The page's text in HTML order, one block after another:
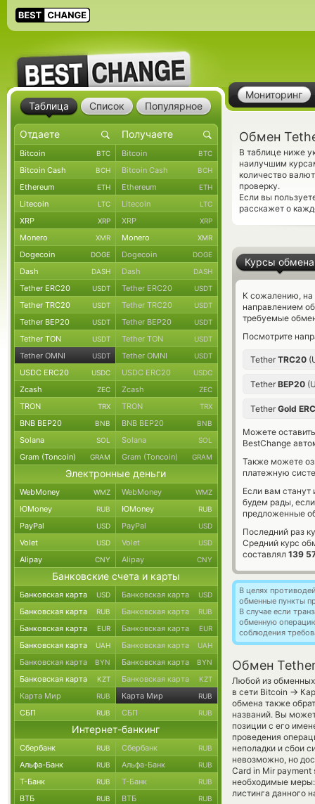
Мониторинг
Обмен
В таблице ниже
наилучшим
количество
проверку.
Если вы
расскажет о
Курсы обмена
К сожалению, на
направлением
требуемые
Посмотрите
Tether TRC20
Tether BEP20
Tether Gold
Можете
BestChange
Также можете
платежную
Если вам
будем рады,
предложенные
Последний раз
Средний курс
составлял 139
В целях
обменные пункты
В случае если
обменную
соблюдения
Обмен
Любой из обменных
в сети Bitcoin →
обмена также
названий. Вы
позиции с его
проведения
неполадки и сбои
невозможно, но
Card in Mir
необходимые
листинга данного
Таблица Список Популярное
Bitcoin BTC Bitcoin BTC
Bitcoin Cash BCH Bitcoin Cash BCH
Ethereum ETH Ethereum ETH
Litecoin LTC Litecoin LTC
XRP XRP XRP XRP
Monero XMR Monero XMR
Dogecoin DOGE Dogecoin DOGE
Dash DASH Dash DASH
Tether ERC20 USDT Tether ERC20 USDT
Tether TRC20 USDT Tether TRC20 USDT
Tether BEP20 USDT Tether BEP20 USDT
Tether TON USDT Tether TON USDT
Tether OMNI USDT Tether OMNI USDT
USDC ERC20 USDC USDC ERC20 USDC
Zcash ZEC Zcash ZEC
TRON TRX TRON TRX
BNB BEP20 BNB BNB BEP20 BNB
Solana SOL Solana SOL
Gram (Toncoin) GRAM Gram (Toncoin) GRAM
Электронные деньги
WebMoney WMZ WebMoney WMZ
ЮMoney RUB ЮMoney RUB
PayPal USD PayPal USD
Volet USD Volet USD
Alipay CNY Alipay CNY
Банковские счета и карты
Банковская карта USD Банковская карта USD
Банковская карта RUB Банковская карта RUB
Банковская карта EUR Банковская карта EUR
Банковская карта UAH Банковская карта UAH
Банковская карта BYN Банковская карта BYN
Банковская карта KZT Банковская карта KZT
Карта Мир RUB Карта Мир RUB
СБП RUB СБП RUB
Интернет-банкинг
Сбербанк RUB Сбербанк RUB
Альфа-Банк RUB Альфа-Банк RUB
Т-Банк RUB Т-Банк RUB
ВТБ RUB ВТБ RUB